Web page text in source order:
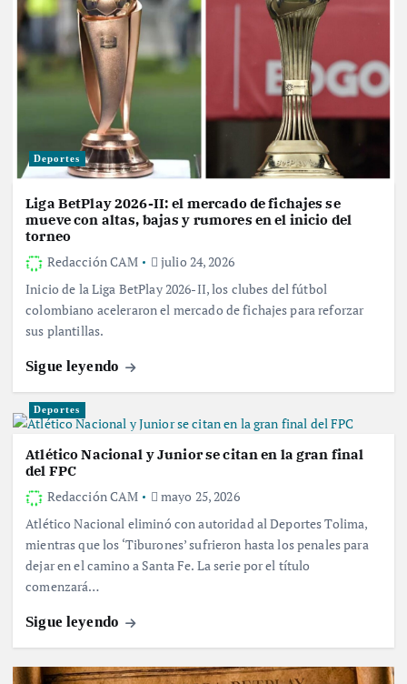
Deportes
Liga BetPlay 2026-II: el mercado de fichajes se
mueve con altas, bajas y rumores en el inicio del
torneo
Redacción CAM
julio 24, 2026
Inicio de la Liga BetPlay 2026-II, los clubes del fútbol
colombiano aceleraron el mercado de fichajes para reforzar
sus plantillas.
Sigue leyendo
Deportes
Atlético Nacional y Junior se citan en la gran final
del FPC
Redacción CAM
mayo 25, 2026
Atlético Nacional eliminó con autoridad al Deportes Tolima,
mientras que los ‘Tiburones’ sufrieron hasta los penales para
dejar en el camino a Santa Fe. La serie por el título
comenzará…
Sigue leyendo